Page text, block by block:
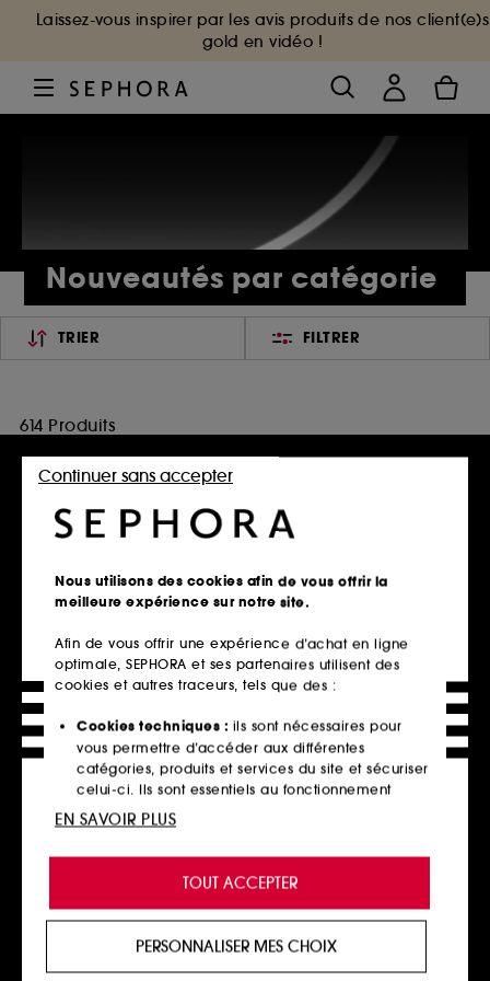
Laissez-vous inspirer par les avis produits de nos client(e)s
gold en vidéo !
Nouveautés par catégorie
TRIER FILTRER
614 Produits
Accueil Nouveautés & Tendances
Nouveautés par catégorie
Click & Collect en 2h offert
En savoir plus
Livraison standard offerte
à domicile dès 60€ en France
métropolitaine et Monaco
Explorer l'offre
Paiements sécurisés
et paiements en plusieurs fois
En savoir plus
Nous utilisons des cookies afin de vous offrir la
meilleure expérience sur notre site.
Afin de vous offrir une expérience d’achat en ligne
optimale, SEPHORA et ses partenaires utilisent des
cookies et autres traceurs, tels que des :
Cookies techniques : ils sont nécessaires pour
vous permettre d’accéder aux différentes
catégories, produits et services du site et sécuriser
celui-ci. Ils sont essentiels au fonctionnement
technique du site et ne peuvent être désactivés.
de vous offrir une expérience enrichie et
personnalisée en vous recommandant des
produits, des services et des contenus qui
proposer des offres promotionnelles adaptées à
votre profil.
TOUT ACCEPTER
Continuer sans accepter
PERSONNALISER MES CHOIX
EN SAVOIR PLUS